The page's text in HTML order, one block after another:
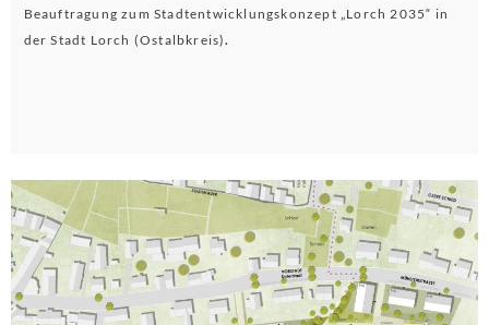
Beauftragung zum Stadtentwicklungskonzept „Lorch 2035“ in
der Stadt Lorch (Ostalbkreis).